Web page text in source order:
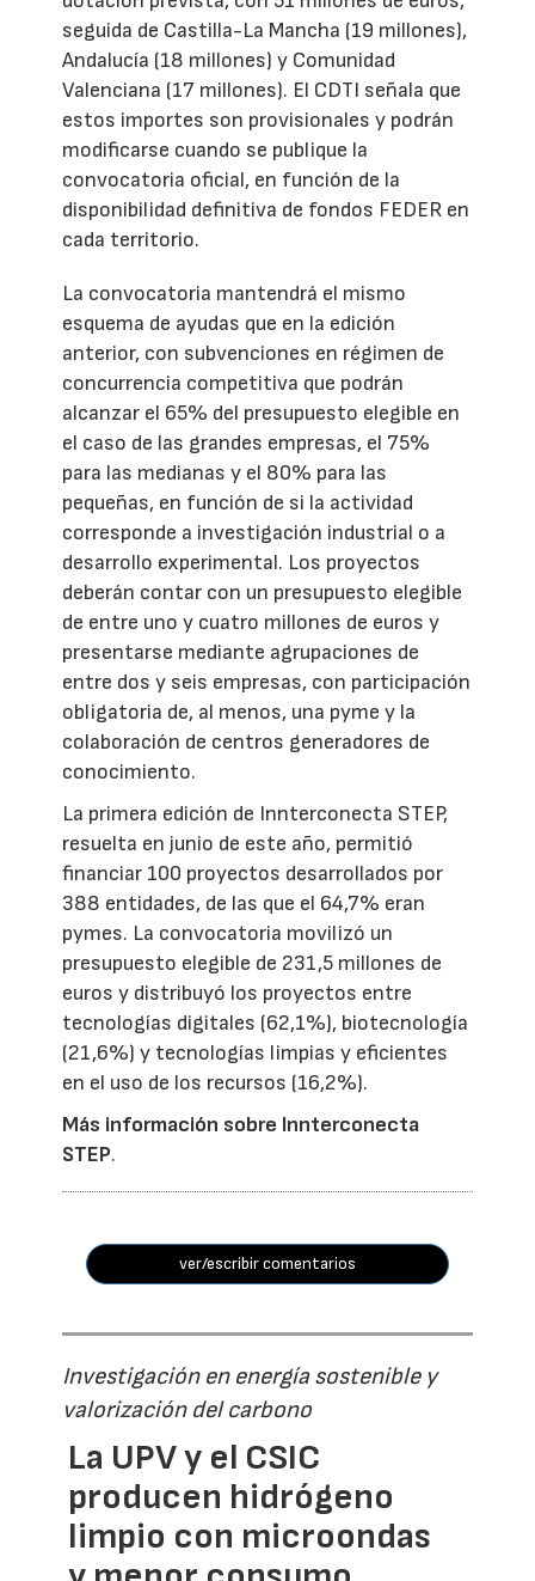
seguida de Castilla-La Mancha (19 millones),
Andalucía (18 millones) y Comunidad
Valenciana (17 millones). El CDTI señala que
estos importes son provisionales y podrán
modificarse cuando se publique la
convocatoria oficial, en función de la
disponibilidad definitiva de fondos FEDER en
cada territorio.
La convocatoria mantendrá el mismo
esquema de ayudas que en la edición
anterior, con subvenciones en régimen de
concurrencia competitiva que podrán
alcanzar el 65% del presupuesto elegible en
el caso de las grandes empresas, el 75%
para las medianas y el 80% para las
pequeñas, en función de si la actividad
corresponde a investigación industrial o a
desarrollo experimental. Los proyectos
deberán contar con un presupuesto elegible
de entre uno y cuatro millones de euros y
presentarse mediante agrupaciones de
entre dos y seis empresas, con participación
obligatoria de, al menos, una pyme y la
colaboración de centros generadores de
conocimiento.
La primera edición de Innterconecta STEP,
resuelta en junio de este año, permitió
financiar 100 proyectos desarrollados por
388 entidades, de las que el 64,7% eran
pymes. La convocatoria movilizó un
presupuesto elegible de 231,5 millones de
euros y distribuyó los proyectos entre
tecnologías digitales (62,1%), biotecnología
(21,6%) y tecnologías limpias y eficientes
en el uso de los recursos (16,2%).
Más información sobre Innterconecta
STEP.
ver/escribir comentarios
Investigación en energía sostenible y
valorización del carbono
La UPV y el CSIC
producen hidrógeno
limpio con microondas